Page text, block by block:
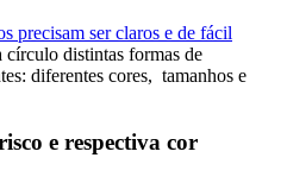
precisam ser claros e de fácil
círculo distintas formas de
diferentes cores, tamanhos e
e respectiva cor